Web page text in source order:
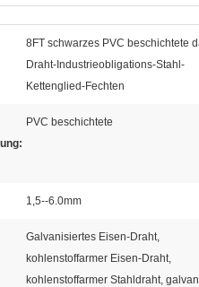
8FT schwarzes PVC beschichtete
Draht-Industrieobligations-Stahl-
Kettenglied-Fechten
PVC beschichtete
1,5--6.0mm
Galvanisiertes Eisen-Draht,
kohlenstoffarmer Eisen-Draht,
kohlenstoffarmer Stahldraht,